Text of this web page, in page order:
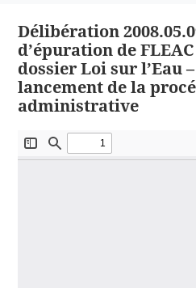
Délibération
d’épuration de
dossier Loi sur l’Eau
lancement de la
administrative